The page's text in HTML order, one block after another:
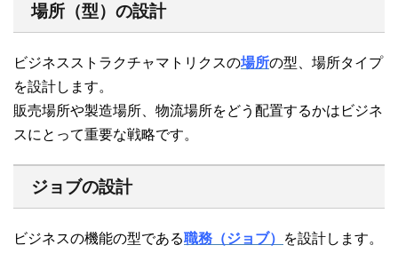
場所（型）の設計
ビジネスストラクチャマトリクスの場所の型、場所タイプ
を設計します。
販売場所や製造場所、物流場所をどう配置するかはビジネ
スにとって重要な戦略です。
ジョブの設計
ビジネスの機能の型である職務（ジョブ）
を設計します。